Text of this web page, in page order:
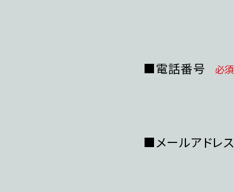
■電話番号 必須
■メールアドレス